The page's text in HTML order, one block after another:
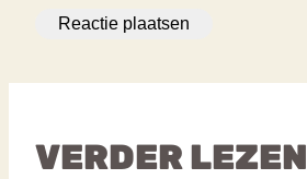
VERDER LEZEN